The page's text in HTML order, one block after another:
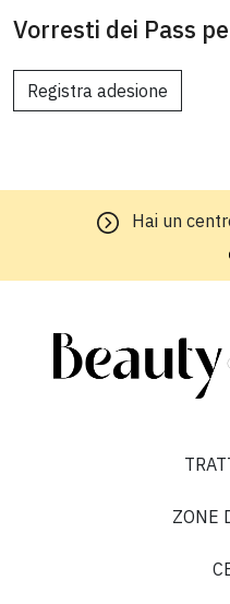
Vorresti dei Pass
Registra adesione
Hai un
ZONE